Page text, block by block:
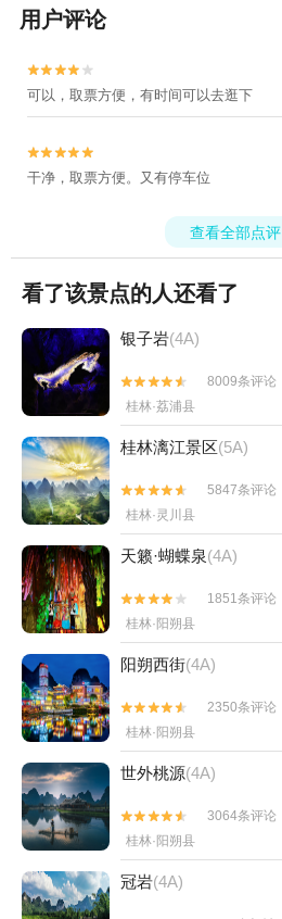
用户评论


可以，取票方便，有时间可以去逛下


干净，取票方便。又有停车位
查看全部点评
看了该景点的人还看了
银子岩(4A)


8009条评论
桂林·荔浦县
桂林漓江景区(5A)


5847条评论
桂林·灵川县
天籁·蝴蝶泉(4A)


1851条评论
桂林·阳朔县
阳朔西街(4A)


2350条评论
桂林·阳朔县
世外桃源(4A)


3064条评论
桂林·阳朔县
冠岩(4A)